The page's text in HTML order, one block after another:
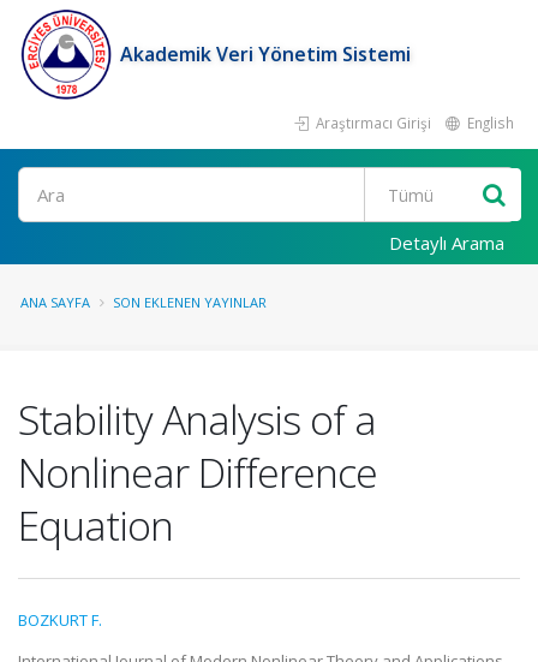
Akademik Veri Yönetim Sistemi
Araştırmacı Girişi English
Ara
Detaylı Arama
ANA SAYFA SON EKLENEN YAYINLAR
Stability Analysis of a
Nonlinear Difference
Equation
BOZKURT F.